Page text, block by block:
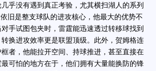
没有遇到真正考验，尤其横扫湖人的系列
旧是整支球队的进攻核心，他最大的优势不
手试图包夹时，雷霆能迅速透过转移球找到
换进攻效率更是联盟顶级。此外，贺姆格连
者，他能拉开空间、持球推进，甚至直接在
可怕的地方在于，他们拥有大量能换防的锋